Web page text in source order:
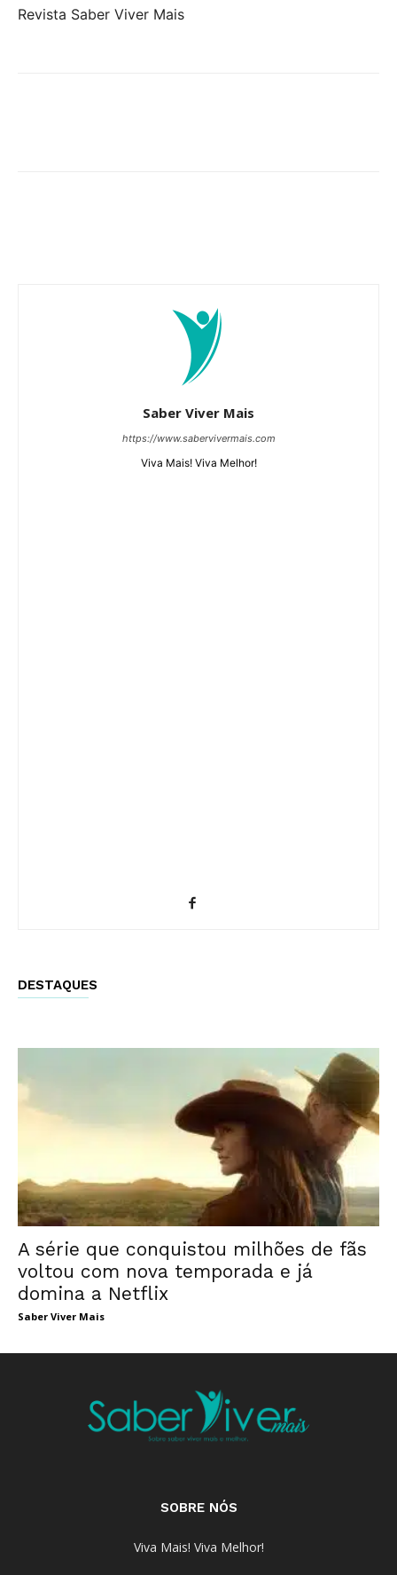
Revista Saber Viver Mais
Saber Viver Mais
https://www.sabervivermais.com
Viva Mais! Viva Melhor!
DESTAQUES
A série que conquistou milhões de fãs
voltou com nova temporada e já
domina a Netflix
Saber Viver Mais
SOBRE NÓS
Viva Mais! Viva Melhor!